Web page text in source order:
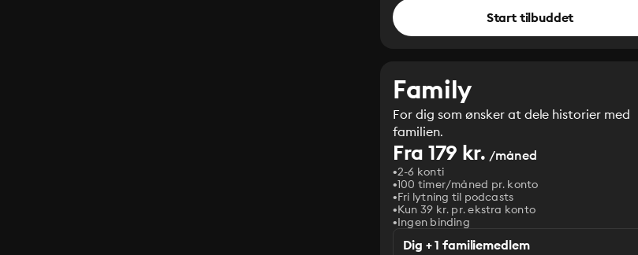
Start tilbuddet
Family
For dig som ønsker at dele historier med
familien.
Fra 179 kr. /måned
2-6 konti
100 timer/måned pr. konto
Fri lytning til podcasts
Kun 39 kr. pr. ekstra konto
Ingen binding
Dig + 1 familiemedlem